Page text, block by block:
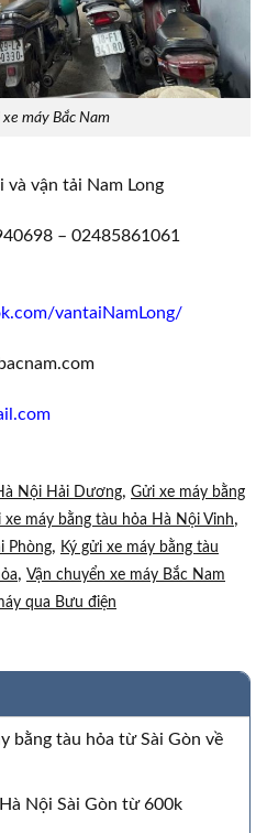
máy Bắc Nam
và vận tải Nam Long
– 02485861061
vantaiNamLong/
Nội Hải Dương, Gửi xe máy bằng
xe máy bằng tàu hỏa Hà Nội Vinh,
Phòng, Ký gửi xe máy bằng tàu
, Vận chuyển xe máy Bắc Nam
qua Bưu điện
bằng tàu hỏa từ Sài Gòn về
Nội Sài Gòn từ 600k